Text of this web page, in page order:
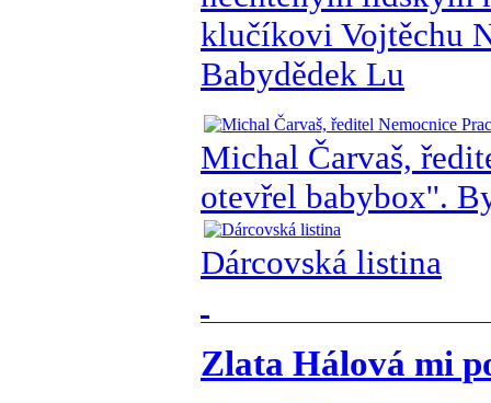
klučíkovi Vojtěchu
Babydědek Lu
Michal Čarvaš,
otevřel babybox''.
Dárcovská listina
Zlata Hálová mi